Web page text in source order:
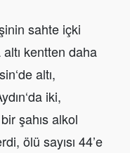
sahte içki
kentten daha
altı,
iki,
şahıs alkol
ölü sayısı 44’e